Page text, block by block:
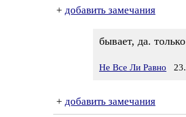
+ добавить замечания
бывает, да.
Не Все Ли Равно
+ добавить замечания